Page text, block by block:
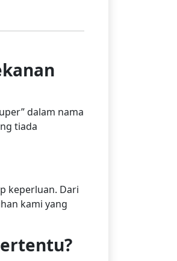
dalam nama
tiada
keperluan. Dari
kami yang